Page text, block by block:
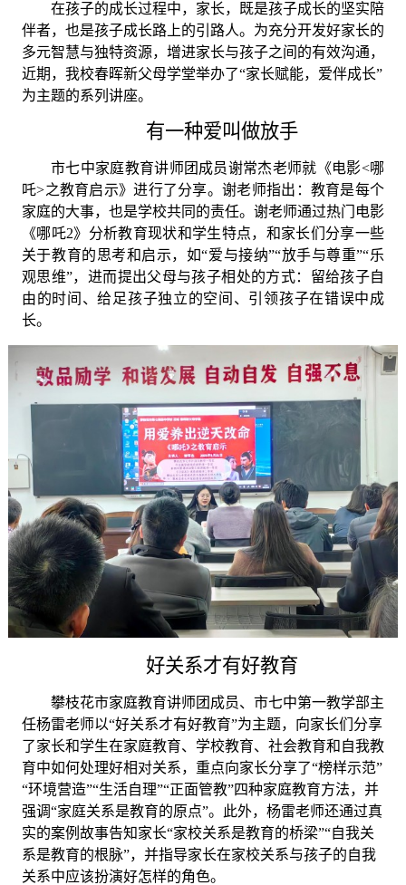
在孩子的成长过程中，家长，既是孩子成长的坚实陪
伴者，也是孩子成长路上的引路人。为充分开发好家长的
多元智慧与独特资源，增进家长与孩子之间的有效沟通，
近期，我校春晖新父母学堂举办了“家长赋能，爱伴成长”
为主题的系列讲座。
有一种爱叫做放手
市七中家庭教育讲师团成员谢常杰老师就《电影<哪
吒>之教育启示》进行了分享。谢老师指出：教育是每个
家庭的大事，也是学校共同的责任。谢老师通过热门电影
《哪吒2》分析教育现状和学生特点，和家长们分享一些
关于教育的思考和启示，如“爱与接纳”“放手与尊重”“乐
观思维”，进而提出父母与孩子相处的方式：留给孩子自
由的时间、给足孩子独立的空间、引领孩子在错误中成
长。
好关系才有好教育
攀枝花市家庭教育讲师团成员、市七中第一教学部主
任杨雷老师以“好关系才有好教育”为主题，向家长们分享
了家长和学生在家庭教育、学校教育、社会教育和自我教
育中如何处理好相对关系，重点向家长分享了“榜样示范”
“环境营造”“生活自理”“正面管教”四种家庭教育方法，并
强调“家庭关系是教育的原点”。此外，杨雷老师还通过真
实的案例故事告知家长“家校关系是教育的桥梁”“自我关
系是教育的根脉”，并指导家长在家校关系与孩子的自我
关系中应该扮演好怎样的角色。